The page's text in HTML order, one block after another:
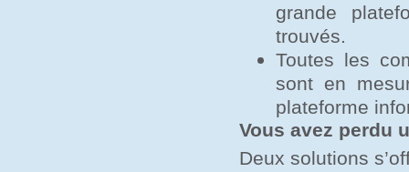
grande
trouvés.
Toutes les
sont en
plateforme
Vous avez perdu
Deux solutions